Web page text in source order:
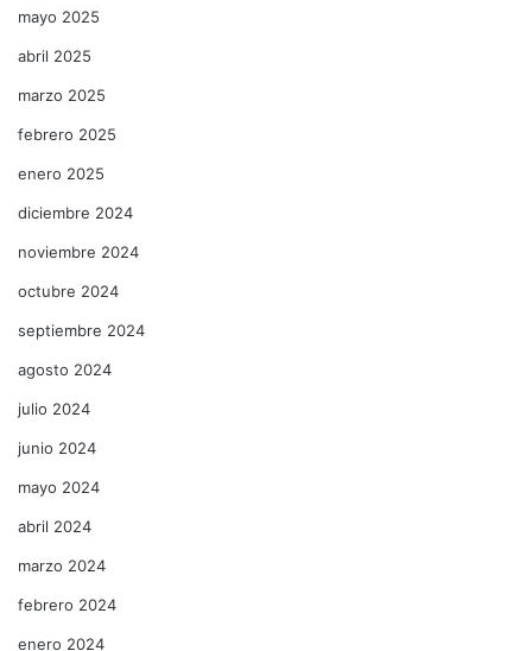
mayo 2025
abril 2025
marzo 2025
febrero 2025
enero 2025
diciembre 2024
noviembre 2024
octubre 2024
septiembre 2024
agosto 2024
julio 2024
junio 2024
mayo 2024
abril 2024
marzo 2024
febrero 2024
enero 2024